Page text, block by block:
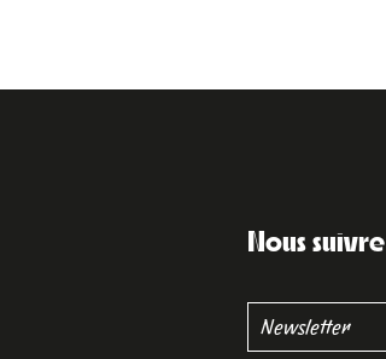
Nous suivre